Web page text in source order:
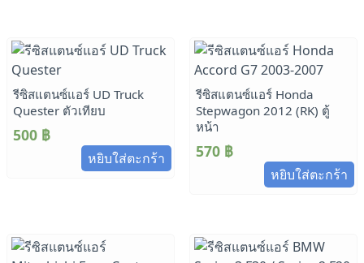
รีซิสแตนซ์แอร์ UD Truck
Quester ตัวเทียบ
500 ฿
หยิบใส่ตะกร้า
รีซิสแตนซ์แอร์ Honda
Stepwagon 2012 (RK) ตู้
หน้า
570 ฿
หยิบใส่ตะกร้า